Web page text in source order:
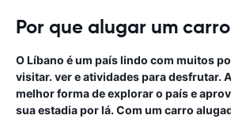
Por que alugar um
O Líbano é um país lindo com muitos
visitar. ver e atividades para desfrutar.
melhor forma de explorar o país e
sua estadia por lá. Com um carro